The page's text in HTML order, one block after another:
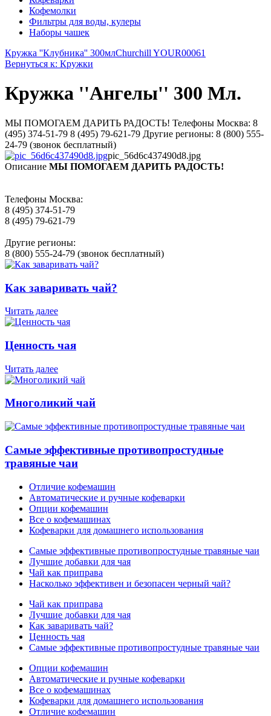
Кофемолки
Фильтры для воды, кулеры
Наборы чашек
Кружка ''Клубника'' 300млChurchill YOUR00061
Вернуться к: Кружки
Кружка ''Ангелы'' 300 Мл.
МЫ ПОМОГАЕМ ДАРИТЬ РАДОСТЬ! Телефоны Москва: 8
(495) 374-51-79 8 (495) 79-621-79 Другие регионы: 8 (800) 555-
24-79 (звонок бесплатный)
pic_56d6c437490d8.jpg
Описание МЫ ПОМОГАЕМ ДАРИТЬ РАДОСТЬ!
Телефоны Москва:
8 (495) 374-51-79
8 (495) 79-621-79
Другие регионы:
8 (800) 555-24-79 (звонок бесплатный)
Как заваривать чай?
Читать далее
Ценность чая
Читать далее
Многоликий чай
Самые эффективные противопростудные
травяные чаи
Отличие кофемашин
Автоматические и ручные кофеварки
Опции кофемашин
Все о кофемашинах
Кофеварки для домашнего использования
Самые эффективные противопростудные травяные чаи
Лучшие добавки для чая
Чай как приправа
Насколько эффективен и безопасен черный чай?
Чай как приправа
Лучшие добавки для чая
Как заваривать чай?
Ценность чая
Самые эффективные противопростудные травяные чаи
Опции кофемашин
Автоматические и ручные кофеварки
Все о кофемашинах
Кофеварки для домашнего использования
Отличие кофемашин